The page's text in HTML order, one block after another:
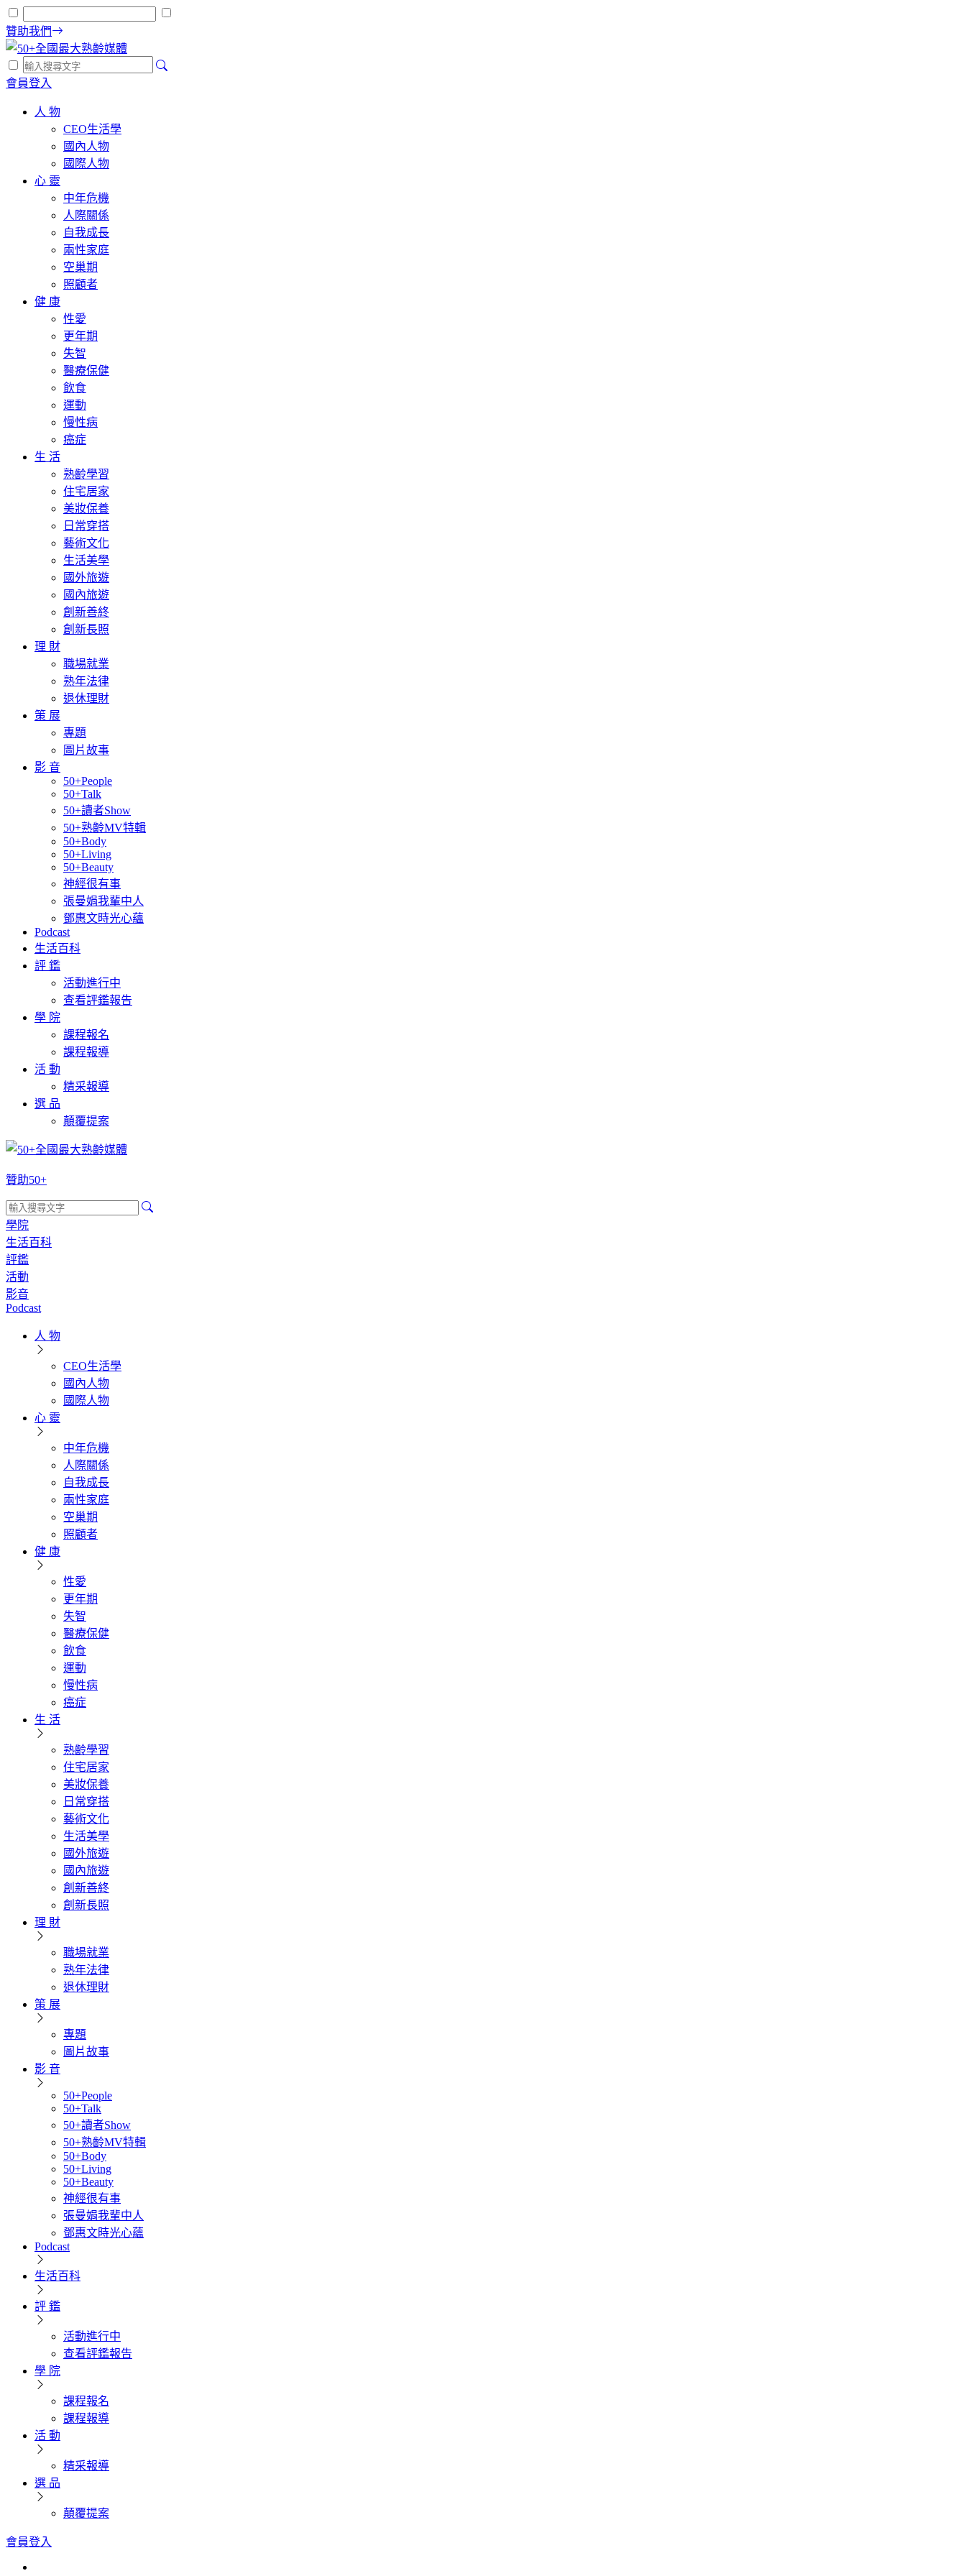
贊助我們
會員登入
人 物
CEO生活學
國內人物
國際人物
心 靈
中年危機
人際關係
自我成長
兩性家庭
空巢期
照顧者
健 康
性愛
更年期
失智
醫療保健
飲食
運動
慢性病
癌症
生 活
熟齡學習
住宅居家
美妝保養
日常穿搭
藝術文化
生活美學
國外旅遊
國內旅遊
創新善終
創新長照
理 財
職場就業
熟年法律
退休理財
策 展
專題
圖片故事
影 音
50+People
50+Talk
50+讀者Show
50+熟齡MV特輯
50+Body
50+Living
50+Beauty
神經很有事
張曼娟我輩中人
鄧惠文時光心蘊
Podcast
生活百科
評 鑑
活動進行中
查看評鑑報告
學 院
課程報名
課程報導
活 動
精采報導
選 品
顛覆提案
贊助50+
學院
生活百科
評鑑
活動
影音
Podcast
人 物
CEO生活學
國內人物
國際人物
心 靈
中年危機
人際關係
自我成長
兩性家庭
空巢期
照顧者
健 康
性愛
更年期
失智
醫療保健
飲食
運動
慢性病
癌症
生 活
熟齡學習
住宅居家
美妝保養
日常穿搭
藝術文化
生活美學
國外旅遊
國內旅遊
創新善終
創新長照
理 財
職場就業
熟年法律
退休理財
策 展
專題
圖片故事
影 音
50+People
50+Talk
50+讀者Show
50+熟齡MV特輯
50+Body
50+Living
50+Beauty
神經很有事
張曼娟我輩中人
鄧惠文時光心蘊
Podcast
生活百科
評 鑑
活動進行中
查看評鑑報告
學 院
課程報名
課程報導
活 動
精采報導
選 品
顛覆提案
會員登入